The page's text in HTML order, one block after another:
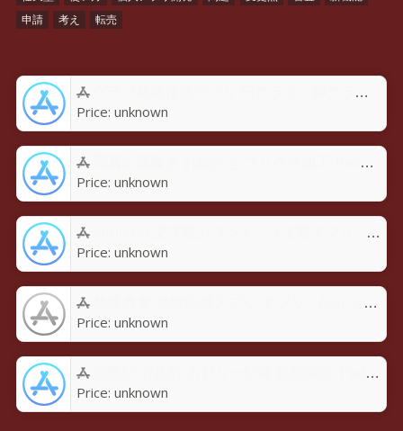
申請
考え 転売
グラフ簡単作成アプリ 円グラフ・棒グラフ・折れ線GraPhoアプリ - App Store
Price: unknown
写真に落書き お絵かき プリクラ加工-Rakugaky-アプリ - App Store
Price: unknown
MojiCon 文字数カウント・メモ帳アプリ - App Store
Price: unknown
禁煙勇者-禁煙応援アプリ-アプリ - App Store
Price: unknown
歩数計 万歩計 カロリー計算 距離測定-Pedoroアプリ - App Store
Price: unknown